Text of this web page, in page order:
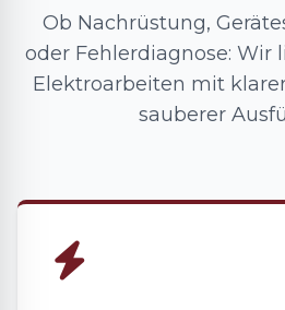
Ob Nachrüstung,
oder Fehlerdiagnose: Wir
Elektroarbeiten mit
sauberer